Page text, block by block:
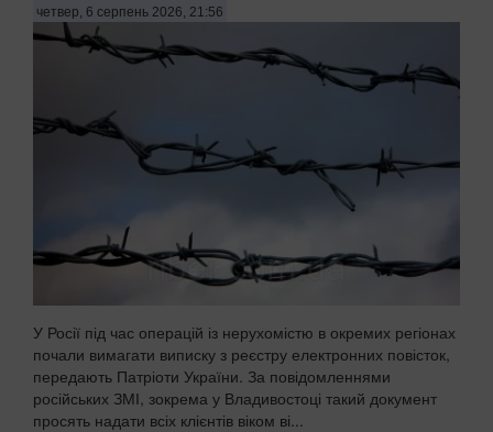
четвер, 6 серпень 2026, 21:56
У Росії під час операцій із нерухомістю в окремих регіонах
почали вимагати виписку з реєстру електронних повісток,
передають Патріоти України. За повідомленнями
російських ЗМІ, зокрема у Владивостоці такий документ
просять надати всіх клієнтів віком ві...